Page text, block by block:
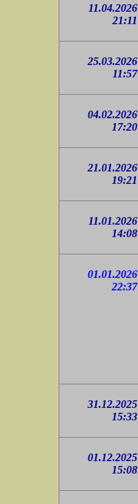
11.04.2026
21:11
25.03.2026
11:57
04.02.2026
17:20
21.01.2026
19:21
11.01.2026
14:08
01.01.2026
22:37
31.12.2025
15:33
01.12.2025
15:08